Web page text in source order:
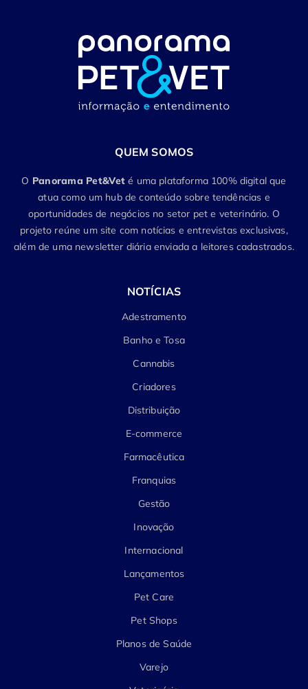
QUEM SOMOS
O Panorama Pet&Vet é uma plataforma 100% digital que
atua como um hub de conteúdo sobre tendências e
oportunidades de negócios no setor pet e veterinário. O
projeto reúne um site com notícias e entrevistas exclusivas,
além de uma newsletter diária enviada a leitores cadastrados.
NOTÍCIAS
Adestramento
Banho e Tosa
Cannabis
Criadores
Distribuição
E-commerce
Farmacêutica
Franquias
Gestão
Inovação
Internacional
Lançamentos
Pet Care
Pet Shops
Planos de Saúde
Varejo